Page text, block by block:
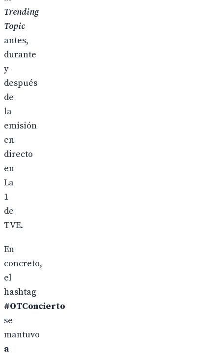
Trending
Topic
antes,
durante
y
después
de
la
emisión
en
directo
en
La
1
de
TVE.
En
concreto,
el
hashtag
#OTConcierto
se
mantuvo
a